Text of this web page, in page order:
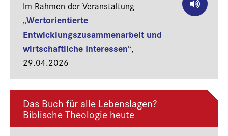
Im Rahmen der Veranstaltung
„Wertorientierte
Entwicklungszusammenarbeit und
wirtschaftliche Interessen“,
29.04.2026
Das Buch für alle Lebenslagen?
Biblische Theologie heute